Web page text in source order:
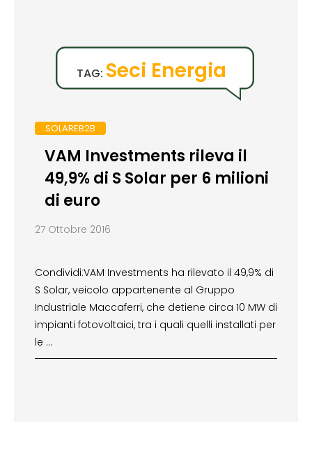
TAG: Seci Energia
SOLAREB2B
VAM Investments rileva il
49,9% di S Solar per 6 milioni
di euro
27 Ottobre 2016
Condividi:VAM Investments ha rilevato il 49,9% di
S Solar, veicolo appartenente al Gruppo
Industriale Maccaferri, che detiene circa 10 MW di
impianti fotovoltaici, tra i quali quelli installati per
le …